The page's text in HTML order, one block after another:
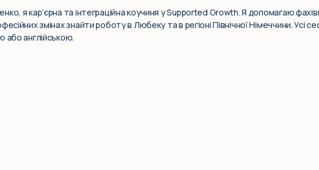
я кар’єрна та інтеграційна коучиня у Supported Growth. Я допомагаю
змінах знайти роботу в Любеку та в регіоні Північної Німеччини. Усі
або англійською.